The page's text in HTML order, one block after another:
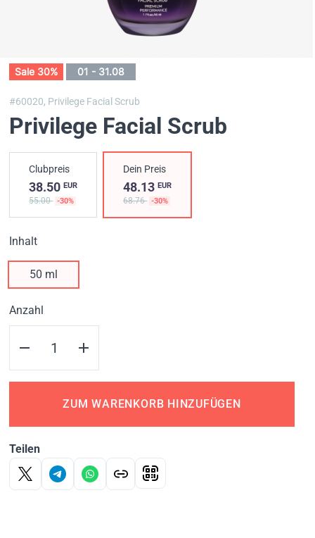
Sale 30% 01 - 31.08
#60020, Privilege Facial Scrub
Privilege Facial Scrub
Clubpreis
38.50 EUR
55.00 -30%
Dein Preis
48.13EUR
68.76 -30%
Inhalt
50 ml
Anzahl
ZUM WARENKORB HINZUFÜGEN
Teilen